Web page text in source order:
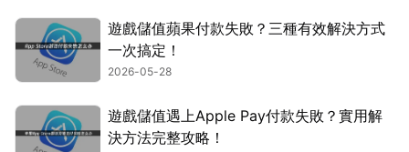
遊戲儲值蘋果付款失敗？三種有效解決方式
一次搞定！
2026-05-28
遊戲儲值遇上Apple Pay付款失敗？實用解
決方法完整攻略！